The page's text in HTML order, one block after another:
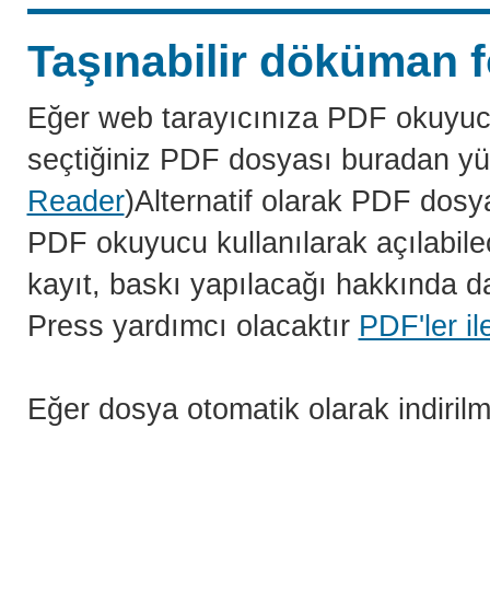
Taşınabilir döküman
Eğer web tarayıcınıza PDF
seçtiğiniz PDF dosyası buradan
Reader)Alternatif olarak PDF
PDF okuyucu kullanılarak
kayıt, baskı yapılacağı
Press yardımcı olacaktır PDF'ler
Eğer dosya otomatik olarak